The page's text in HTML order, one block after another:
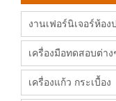
งานเฟอร์นิเจอร์ห้อง
เครื่องมือทดสอบต่าง
เครื่องแก้ว กระเบื้อง